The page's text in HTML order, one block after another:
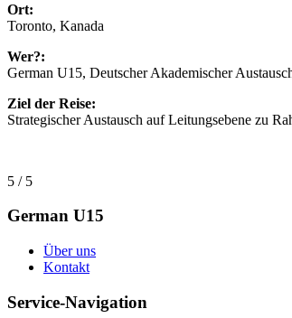
Ort:
Toronto, Kanada
Wer?:
German U15, Deutscher Akademischer
Ziel der Reise:
Strategischer Austausch auf Leitungsebene zu
5 / 5
German U15
Über uns
Kontakt
Service-Navigation